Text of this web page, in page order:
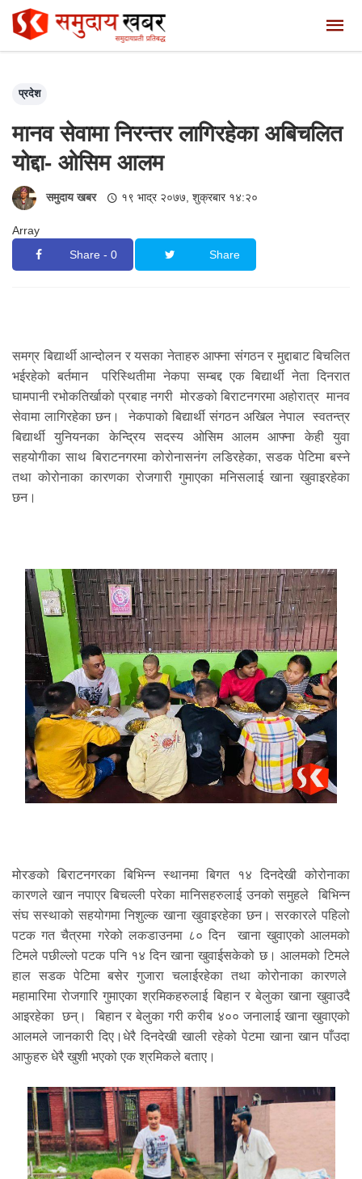
प्रदेश
मानव सेवामा निरन्तर लागिरहेका अबिचलित
योद्दा- ओसिम आलम
समुदाय खबर १९ भाद्र २०७७, शुक्रबार १४:२०
Array
Share - 0
Share
समग्र बिद्यार्थी आन्दोलन र यसका नेताहरु आफ्ना संगठन र मुद्दाबाट बिचलित
भईरहेको बर्तमान परिस्थितीमा नेकपा सम्बद्द एक बिद्यार्थी नेता दिनरात
घामपानी रभोकतिर्खाको प्रबाह नगरी मोरङको बिराटनगरमा अहोरात्र मानव
सेवामा लागिरहेका छन। नेकपाको बिद्यार्थी संगठन अखिल नेपाल स्वतन्त्र
बिद्यार्थी युनियनका केन्द्रिय सदस्य ओसिम आलम आफ्ना केही युवा
सहयोगीका साथ बिराटनगरमा कोरोनासनंग लडिरहेका, सडक पेटिमा बस्ने
तथा कोरोनाका कारणका रोजगारी गुमाएका मनिसलाई खाना खुवाइरहेका
छन।
मोरङको बिराटनगरका बिभिन्न स्थानमा बिगत १४ दिनदेखी कोरोनाका
कारणले खान नपाएर बिचल्ली परेका मानिसहरुलाई उनको समुहले बिभिन्न
संघ सस्थाको सहयोगमा निशुल्क खाना खुवाइरहेका छन। सरकारले पहिलो
पटक गत चैत्रमा गरेको लकडाउनमा ८० दिन खाना खुवाएको आलमको
टिमले पछील्लो पटक पनि १४ दिन खाना खुवाईसकेको छ। आलमको टिमले
हाल सडक पेटिमा बसेर गुजारा चलाईरहेका तथा कोरोनाका कारणले
महामारिमा रोजगारि गुमाएका श्रमिकहरुलाई बिहान र बेलुका खाना खुवाउदै
आइरहेका छन्। बिहान र बेलुका गरी करीब ४०० जनालाई खाना खुवाएको
आलमले जानकारी दिए।धेरै दिनदेखी खाली रहेको पेटमा खाना खान पाँउदा
आफुहरु धेरै खुशी भएको एक श्रमिकले बताए।